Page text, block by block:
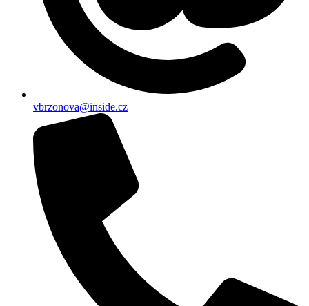
vbrzonova@inside.cz